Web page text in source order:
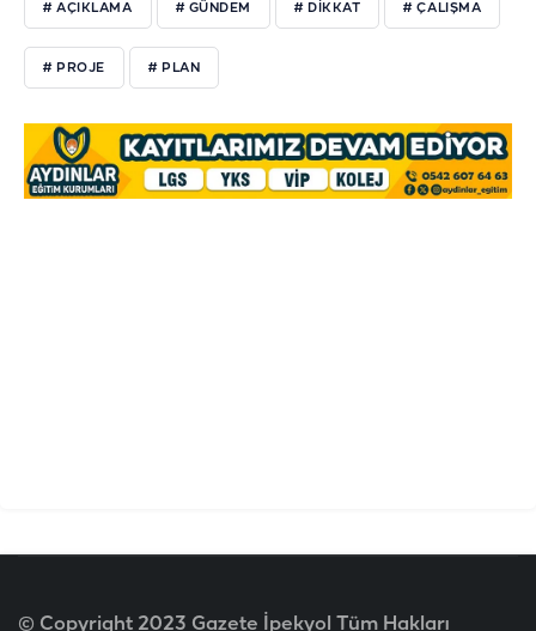
# AÇIKLAMA # GÜNDEM # DIKKAT # ÇALIŞMA
# PROJE # PLAN
© Copyright 2023 Gazete İpekyol Tüm Hakları